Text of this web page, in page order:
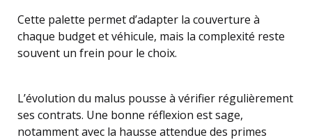
Cette palette permet d’adapter la couverture à
chaque budget et véhicule, mais la complexité reste
souvent un frein pour le choix.
L’évolution du malus pousse à vérifier régulièrement
ses contrats. Une bonne réflexion est sage,
notamment avec la hausse attendue des primes